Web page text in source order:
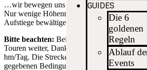
GUIDES
Die 6
goldenen
Regeln
Ablauf
Events
…wir bewegen uns fast ausschließlich auf
Nur wenige Höhenmeter werden wir selbst
Aufstiege bewältigen wir mit Shuttle und
Bitte beachten: Bei Touren mit dem EMTB
Touren weiter, Dank des elektrischen
hm/Tag. Die Strecken und Schwierigkeit
gegebenen Bedingungen und nach Level